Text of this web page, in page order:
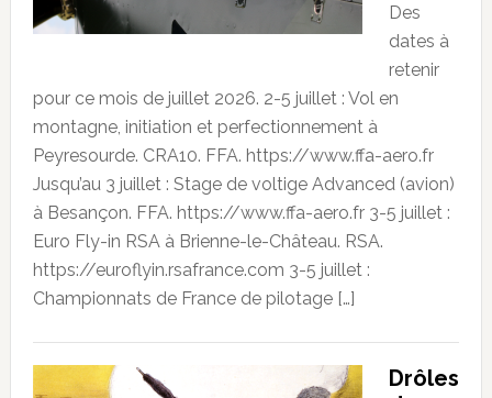
Des
dates à
retenir
pour ce mois de juillet 2026. 2-5 juillet : Vol en
montagne, initiation et perfectionnement à
Peyresourde. CRA10. FFA. https://www.ffa-aero.fr
Jusqu’au 3 juillet : Stage de voltige Advanced (avion)
à Besançon. FFA. https://www.ffa-aero.fr 3-5 juillet :
Euro Fly-in RSA à Brienne-le-Château. RSA.
https://euroflyin.rsafrance.com 3-5 juillet :
Championnats de France de pilotage […]
Drôles